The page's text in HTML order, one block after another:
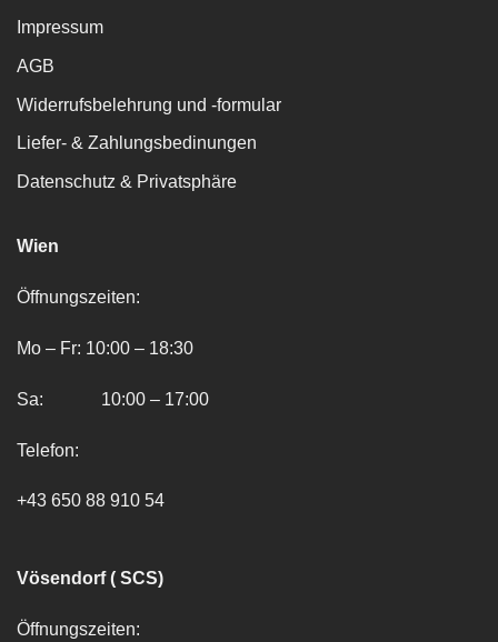
Impressum
AGB
Widerrufsbelehrung und -formular
Liefer- & Zahlungsbedinungen
Datenschutz & Privatsphäre
Wien
Öffnungszeiten:
Mo – Fr: 10:00 – 18:30
Sa: 10:00 – 17:00
Telefon:
+43 650 88 910 54
Vösendorf ( SCS)
Öffnungszeiten: